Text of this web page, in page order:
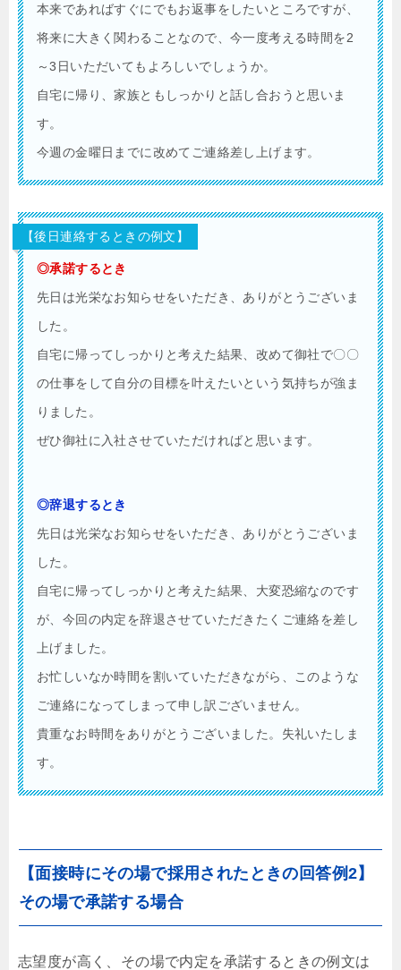
本来であればすぐにでもお返事をしたいところですが、
将来に大きく関わることなので、今一度考える時間を2
～3日いただいてもよろしいでしょうか。
自宅に帰り、家族ともしっかりと話し合おうと思いま
す。
今週の金曜日までに改めてご連絡差し上げます。
【後日連絡するときの例文】
◎承諾するとき
先日は光栄なお知らせをいただき、ありがとうございま
した。
自宅に帰ってしっかりと考えた結果、改めて御社で〇〇
の仕事をして自分の目標を叶えたいという気持ちが強ま
りました。
ぜひ御社に入社させていただければと思います。
◎辞退するとき
先日は光栄なお知らせをいただき、ありがとうございま
した。
自宅に帰ってしっかりと考えた結果、大変恐縮なのです
が、今回の内定を辞退させていただきたくご連絡を差し
上げました。
お忙しいなか時間を割いていただきながら、このような
ご連絡になってしまって申し訳ございません。
貴重なお時間をありがとうございました。失礼いたしま
す。
【面接時にその場で採用されたときの回答例2】
その場で承諾する場合
志望度が高く、その場で内定を承諾するときの例文は